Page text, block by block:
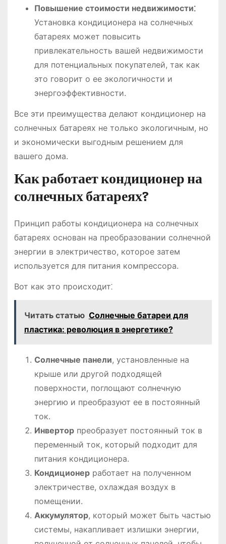
Повышение стоимости недвижимости⁚
Установка кондиционера на солнечных
батареях может повысить
привлекательность вашей недвижимости
для потенциальных покупателей, так как
это говорит о ее экологичности и
энергоэффективности.
Все эти преимущества делают кондиционер на
солнечных батареях не только экологичным, но
и экономически выгодным решением для
вашего дома.
Как работает кондиционер на
солнечных батареях?
Принцип работы кондиционера на солнечных
батареях основан на преобразовании солнечной
энергии в электричество, которое затем
используется для питания компрессора.
Вот как это происходит⁚
Читать статью Солнечные батареи для
пластика: революция в энергетике?
Солнечные панели, установленные на
крыше или другой подходящей
поверхности, поглощают солнечную
энергию и преобразуют ее в постоянный
ток.
Инверторпреобразует постоянный ток в
переменный ток, который подходит для
питания кондиционера.
Кондиционерработает на полученном
электричестве, охлаждая воздух в
помещении.
Аккумулятор, который может быть частью
системы, накапливает излишки энергии,